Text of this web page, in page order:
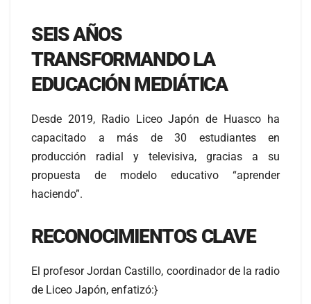
SEIS AÑOS
TRANSFORMANDO LA
EDUCACIÓN MEDIÁTICA
Desde 2019, Radio Liceo Japón de Huasco ha
capacitado a más de 30 estudiantes en
producción radial y televisiva, gracias a su
propuesta de modelo educativo “aprender
haciendo”.
RECONOCIMIENTOS CLAVE
El profesor Jordan Castillo, coordinador de la radio
de Liceo Japón, enfatizó:}